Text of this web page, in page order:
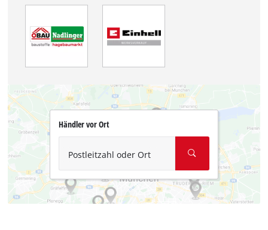
Händler vor Ort
Postleitzahl oder Ort